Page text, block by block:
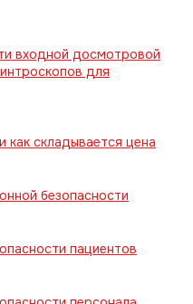
входной досмотровой
для
складывается цена
безопасности
пациентов